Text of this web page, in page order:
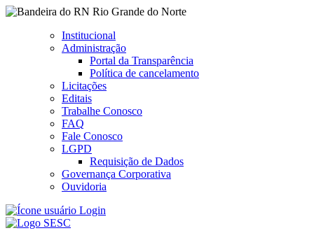
Rio Grande do Norte
Institucional
Administração
Portal da Transparência
Política de cancelamento
Licitações
Editais
Trabalhe Conosco
FAQ
Fale Conosco
LGPD
Requisição de Dados
Governança Corporativa
Ouvidoria
Login